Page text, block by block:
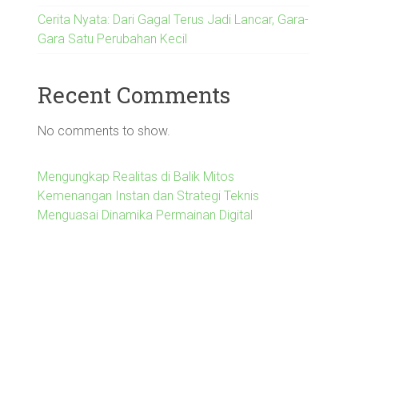
Cerita Nyata: Dari Gagal Terus Jadi Lancar, Gara-
Gara Satu Perubahan Kecil
Recent Comments
No comments to show.
Mengungkap Realitas di Balik Mitos
Kemenangan Instan dan Strategi Teknis
Menguasai Dinamika Permainan Digital